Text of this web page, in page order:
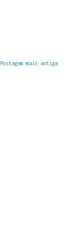
Postagem mais antiga